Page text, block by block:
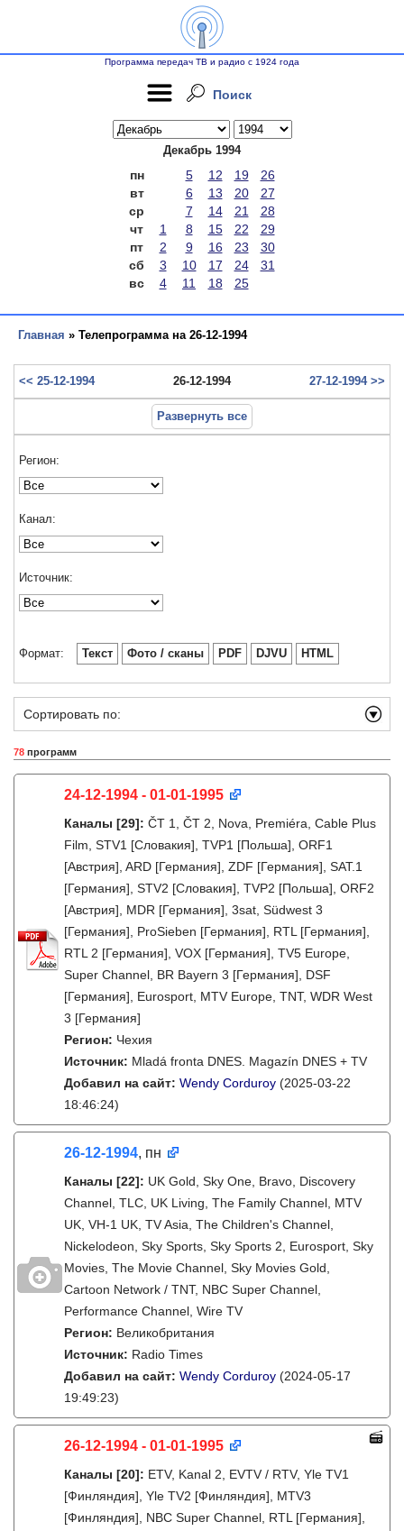
Программа передач ТВ и радио с 1924 года
Поиск
Декабрь 1994
пн 5 12 19
26
вт
6 13 20
27
ср
7 14 21
28
чт
1 8 15 22
29
пт
2 9 16 23
30
сб
3 10 17 24
31
вс
4 11 18 25
Главная » Телепрограмма на 26-12-1994
<< 25-12-1994 26-12-1994 27-12-1994 >>
Развернуть все
Регион:
Канал:
Источник:
Формат: Текст Фото / сканы PDF DJVU HTML
Сортировать по:
78 программ
24-12-1994 - 01-01-1995
Каналы [29]: ČT 1, ČT 2, Nova, Premiéra, Cable Plus
Film, STV1 [Словакия], TVP1 [Польша], ORF1
[Австрия], ARD [Германия], ZDF [Германия], SAT.1
[Германия], STV2 [Словакия], TVP2 [Польша], ORF2
[Австрия], MDR [Германия], 3sat, Südwest 3
[Германия], ProSieben [Германия], RTL [Германия],
RTL 2 [Германия], VOX [Германия], TV5 Europe,
Super Channel, BR Bayern 3 [Германия], DSF
[Германия], Eurosport, MTV Europe, TNT, WDR West
3 [Германия]
Регион: Чехия
Источник: Mladá fronta DNES. Magazín DNES + TV
Добавил на сайт: Wendy Corduroy (2025-03-22
18:46:24)
26-12-1994, пн
Каналы [22]: UK Gold, Sky One, Bravo, Discovery
Channel, TLC, UK Living, The Family Channel, MTV
UK, VH-1 UK, TV Asia, The Children's Channel,
Nickelodeon, Sky Sports, Sky Sports 2, Eurosport, Sky
Movies, The Movie Channel, Sky Movies Gold,
Cartoon Network / TNT, NBC Super Channel,
Performance Channel, Wire TV
Регион: Великобритания
Источник: Radio Times
Добавил на сайт: Wendy Corduroy (2024-05-17
19:49:23)
26-12-1994 - 01-01-1995
Каналы [20]: ETV, Kanal 2, EVTV / RTV, Yle TV1
[Финляндия], Yle TV2 [Финляндия], MTV3
[Финляндия], NBC Super Channel, RTL [Германия],